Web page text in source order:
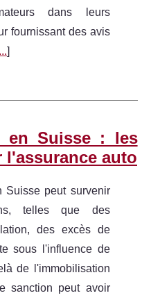
dans leurs
fournissant des avis
]
en Suisse : les
l'assurance auto
Suisse peut survenir
telles que des
des excès de
sous l'influence de
de l'immobilisation
sanction peut avoir